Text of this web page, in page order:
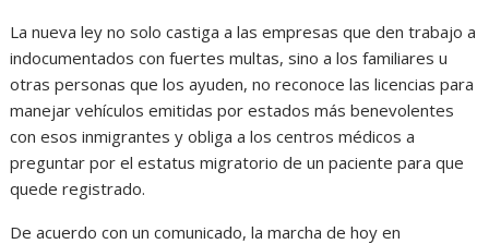
La nueva ley no solo castiga a las empresas que den trabajo a
indocumentados con fuertes multas, sino a los familiares u
otras personas que los ayuden, no reconoce las licencias para
manejar vehículos emitidas por estados más benevolentes
con esos inmigrantes y obliga a los centros médicos a
preguntar por el estatus migratorio de un paciente para que
quede registrado.
De acuerdo con un comunicado, la marcha de hoy en